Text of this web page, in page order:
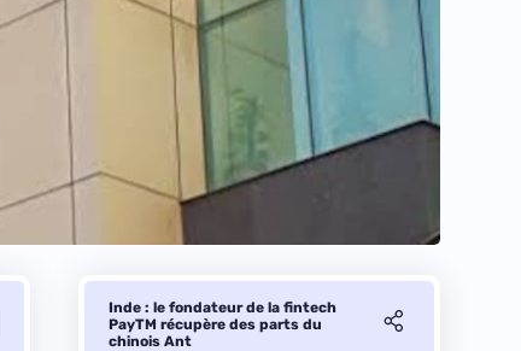
Inde : le fondateur de la fintech
PayTM récupère des parts du
chinois Ant